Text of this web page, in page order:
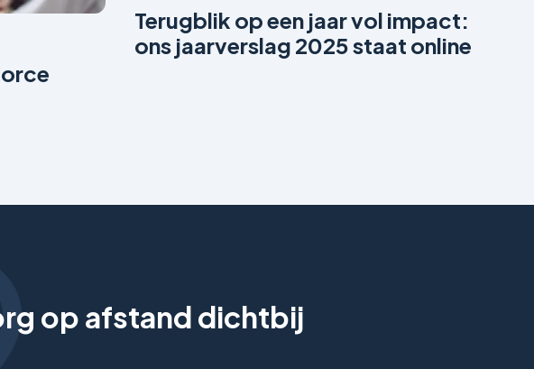
Terugblik op een jaar vol impact:
ons jaarverslag 2025 staat online
op afstand dichtbij